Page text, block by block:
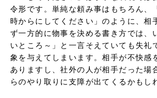
令形です。単純な頼み事はもちろん、
時からにしてください」のように、相
ず一方的に物事を決める書き方では、
いところ～」と一言そえていても失礼
象を与えてしまいます。相手が不快感
ありますし、社外の人が相手だった場
らのやり取りに支障が出てくるかもし